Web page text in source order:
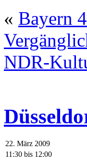
« Bayern
NDR-
22. März 2009
11:30 bis 12:00